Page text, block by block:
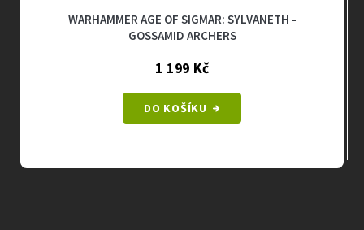
WARHAMMER AGE OF SIGMAR: SYLVANETH -
GOSSAMID ARCHERS
1 199 Kč
DO KOŠÍKU